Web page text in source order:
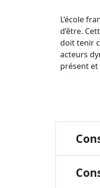
L’école
d’être.
doit tenir
acteurs
présent